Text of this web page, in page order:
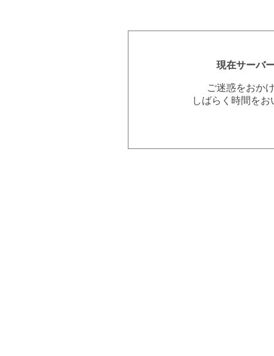
現在サーバ
ご迷惑をおか
しばらく時間を